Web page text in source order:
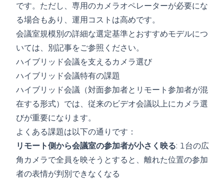
です。ただし、専用のカメラオペレーターが必要にな
る場合もあり、運用コストは高めです。
会議室規模別の詳細な選定基準とおすすめモデルにつ
いては、別記事をご参照ください。
ハイブリッド会議を支えるカメラ選び
ハイブリッド会議特有の課題
ハイブリッド会議（対面参加者とリモート参加者が混
在する形式）では、従来のビデオ会議以上にカメラ選
びが重要になります。
よくある課題は以下の通りです：
リモート側から会議室の参加者が小さく映る: 1台の広
角カメラで全員を映そうとすると、離れた位置の参加
者の表情が判別できなくなる